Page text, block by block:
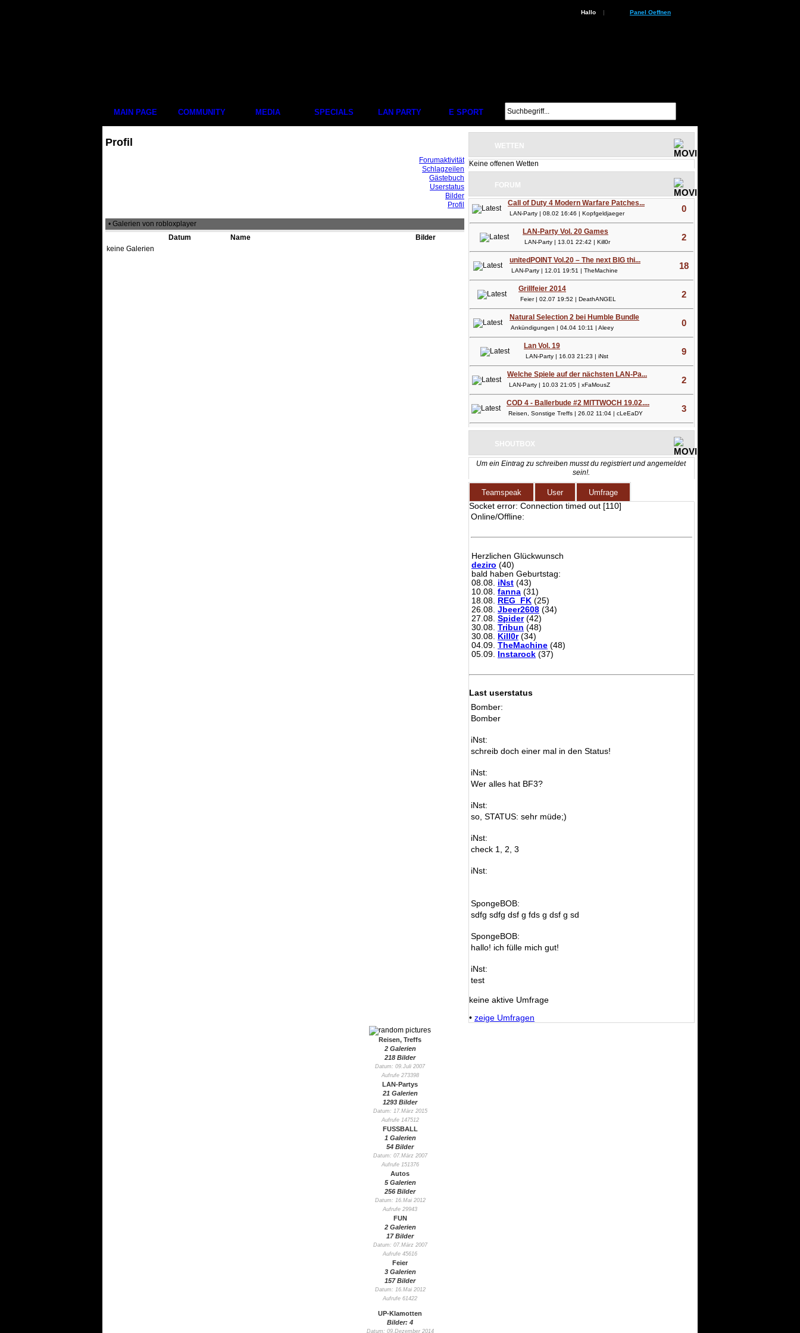
Hallo | Panel Oeffnen
MAIN PAGE COMMUNITY MEDIA SPECIALS LAN PARTY E SPORT
Profil
Forumaktivität
Schlagzeilen
Gästebuch
Userstatus
Bilder
Profil
• Galerien von robloxplayer
Datum
Name
Bilder
keine Galerien
WETTEN
Keine offenen Wetten
FORUM
Call of Duty 4 Modern Warfare Patches...
0
LAN-Party | 08.02 16:46 | Kopfgeldjaeger
LAN-Party Vol. 20 Games
2
LAN-Party | 13.01 22:42 | Kill0r
unitedPOINT Vol.20 – The next BIG thi...
18
LAN-Party | 12.01 19:51 | TheMachine
Grillfeier 2014
2
Feier | 02.07 19:52 | DeathANGEL
Natural Selection 2 bei Humble Bundle
0
Ankündigungen | 04.04 10:11 | Aleey
Lan Vol. 19
9
LAN-Party | 16.03 21:23 | iNst
Welche Spiele auf der nächsten LAN-Pa...
2
LAN-Party | 10.03 21:05 | xFaMousZ
COD 4 - Ballerbude #2 MITTWOCH 19.02....
3
Reisen, Sonstige Treffs | 26.02 11:04 | cLeEaDY
SHOUTBOX
Um ein Eintrag zu schreiben musst du registriert und angemeldet
sein!.
Teamspeak User Umfrage
Socket error: Connection timed out [110]
Online/Offline:
Herzlichen Glückwunsch
deziro (40)
bald haben Geburtstag:
08.08. iNst (43)
10.08. fanna (31)
18.08. REG_FK (25)
26.08. Jbeer2608 (34)
27.08. Spider(42)
30.08. Tribun (48)
30.08. Kill0r(34)
04.09. TheMachine (48)
05.09. Instarock (37)
Last userstatus
Bomber:
Bomber
iNst:
schreib doch einer mal in den Status!
iNst:
Wer alles hat BF3?
iNst:
so, STATUS: sehr müde;)
iNst:
check 1, 2, 3
iNst:
SpongeBOB:
sdfg sdfg dsf g fds g dsf g sd
SpongeBOB:
hallo! ich fülle mich gut!
iNst:
test
keine aktive Umfrage
• zeige Umfragen
Reisen, Treffs
2 Galerien
218 Bilder
Datum: 09.Juli 2007
Aufrufe 273398
LAN-Partys
21 Galerien
1293 Bilder
Datum: 17.März 2015
Aufrufe 147512
FUSSBALL
1 Galerien
54 Bilder
Datum: 07.März 2007
Aufrufe 151376
Autos
5 Galerien
256 Bilder
Datum: 16.Mai 2012
Aufrufe 29943
FUN
2 Galerien
17 Bilder
Datum: 07.März 2007
Aufrufe 45616
Feier
3 Galerien
157 Bilder
Datum: 16.Mai 2012
Aufrufe 61422
UP-Klamotten
Bilder: 4
Datum: 09.Dezember 2014